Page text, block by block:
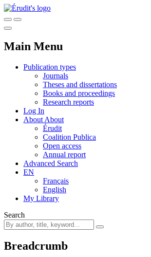
Main Menu
Publication types
Journals
Theses and dissertations
Books and proceedings
Research reports
Log In
About About
Érudit
Coalition Publica
Open access
Annual report
Advanced Search
EN
Français
English
My Library
Search
Breadcrumb